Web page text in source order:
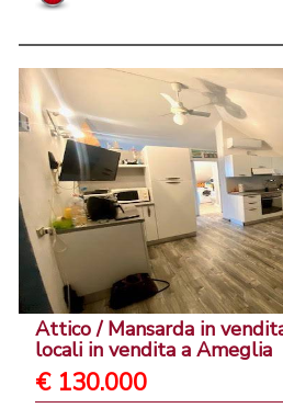
Attico / Mansarda in
locali in vendita a Ameglia
€ 130.000